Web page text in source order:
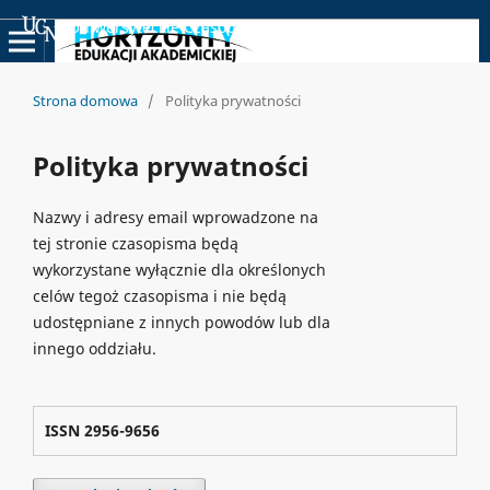
Uniwersyteckie Czasopisma Naukowe
Strona domowa / Polityka prywatności
Polityka prywatności
Nazwy i adresy email wprowadzone na
tej stronie czasopisma będą
wykorzystane wyłącznie dla określonych
celów tegoż czasopisma i nie będą
udostępniane z innych powodów lub dla
innego oddziału.
ISSN 2956-9656